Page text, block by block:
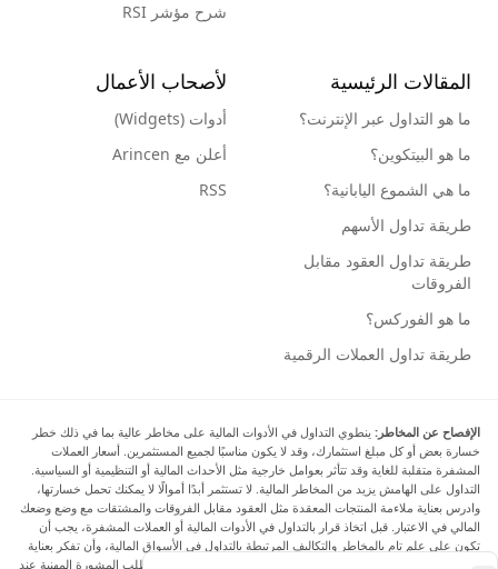
شرح مؤشر RSI
المقالات الرئيسية
ما هو التداول عبر الإنترنت؟
ما هو البيتكوين؟
ما هي الشموع اليابانية؟
طريقة تداول الأسهم
طريقة تداول العقود مقابل
الفروقات
ما هو الفوركس؟
طريقة تداول العملات الرقمية
لأصحاب الأعمال
أدوات (Widgets)
أعلن مع Arincen
RSS
الإفصاح عن المخاطر: ينطوي التداول في الأدوات المالية على مخاطر عالية بما في ذلك خطر
خسارة بعض أو كل مبلغ استثمارك، وقد لا يكون مناسبًا لجميع المستثمرين. أسعار العملات
المشفرة متقلبة للغاية وقد تتأثر بعوامل خارجية مثل الأحداث المالية أو التنظيمية أو السياسية.
التداول على الهامش يزيد من المخاطر المالية. لا تستثمر أبدًا أموالًا لا يمكنك تحمل خسارتها،
وادرس بعناية ملاءمة المنتجات المعقدة مثل العقود مقابل الفروقات والمشتقات مع وضع وضعك
المالي في الاعتبار. قبل اتخاذ قرار بالتداول في الأدوات المالية أو العملات المشفرة، يجب أن
تكون على علم تام بالمخاطر والتكاليف المرتبطة بالتداول في الأسواق المالية، وأن تفكر بعناية
في أهدافك الاستثمارية ومستوى خبرتك ورغبتك في المخاطرة، وأن تطلب المشورة المهنية عند